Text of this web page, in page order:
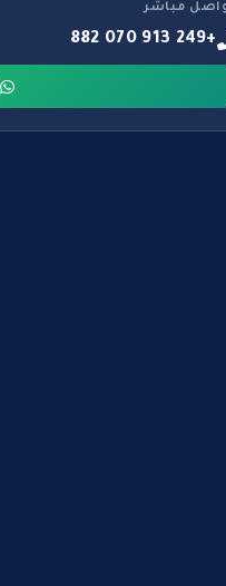
مباشر
+249 913 070 882